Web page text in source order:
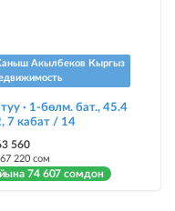
Акылбеков Кыргыз
· 1-бөлм. бат., 45.4
м2, 7 кабат / 14
560
220 сом
74 607 сомдон